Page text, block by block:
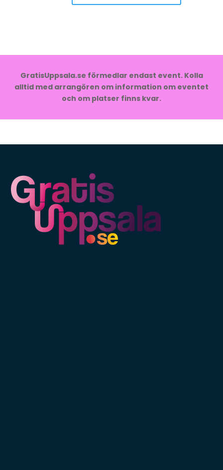
GratisUppsala.se förmedlar endast event. Kolla
alltid med arrangören om information om eventet
och om platser finns kvar.